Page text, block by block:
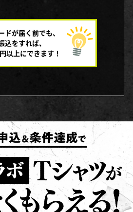
ドが届く前でも、
をすれば、
以上にできます！